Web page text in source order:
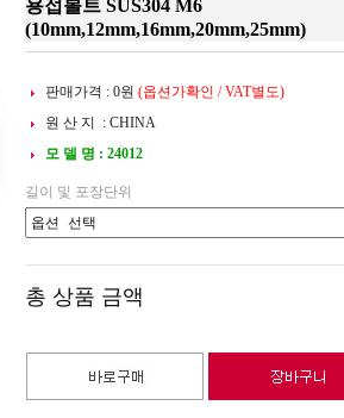
용접볼트 SUS304 M6
(10mm,12mm,16mm,20mm,25mm)
판매가격 : 0원 (옵션가확인 / VAT별도)
원 산 지 : CHINA
모 델 명 : 24012
길이 및 포장단위
총 상품 금액